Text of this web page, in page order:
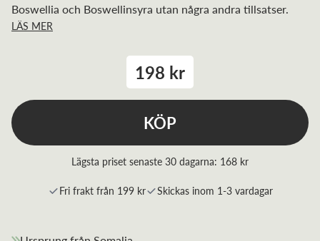
Boswellia och Boswellinsyra utan några andra tillsatser.
LÄS MER
198 kr
KÖP
Lägsta priset senaste 30 dagarna: 168 kr
Fri frakt från 199 kr Skickas inom 1-3 vardagar